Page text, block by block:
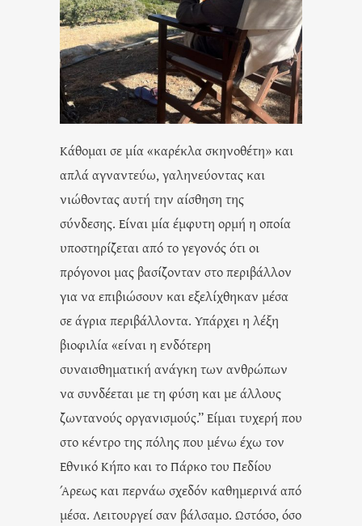
Κάθομαι σε μία «καρέκλα σκηνοθέτη» και
απλά αγναντεύω, γαληνεύοντας και
νιώθοντας αυτή την αίσθηση της
σύνδεσης. Είναι μία έμφυτη ορμή η οποία
υποστηρίζεται από το γεγονός ότι οι
πρόγονοι μας βασίζονταν στο περιβάλλον
για να επιβιώσουν και εξελίχθηκαν μέσα
σε άγρια περιβάλλοντα. Υπάρχει η λέξη
βιοφιλία «είναι η ενδότερη
συναισθηματική ανάγκη των ανθρώπων
να συνδέεται με τη φύση και με άλλους
ζωντανούς οργανισμούς.” Είμαι τυχερή που
στο κέντρο της πόλης που μένω έχω τον
Εθνικό Κήπο και το Πάρκο του Πεδίου
Άρεως και περνάω σχεδόν καθημερινά από
μέσα. Λειτουργεί σαν βάλσαμο. Ωστόσο, όσο